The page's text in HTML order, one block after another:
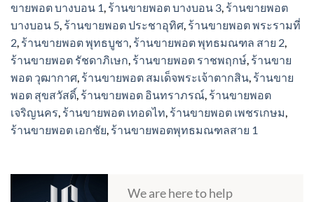
ขายพอต บางบอน 1, ร้านขายพอต บางบอน 3, ร้านขายพอต
บางบอน 5, ร้านขายพอต ประชาอุทิศ, ร้านขายพอต พระรามที่
2, ร้านขายพอต พุทธบูชา, ร้านขายพอต พุทธมณฑล สาย 2,
ร้านขายพอต รัชดาภิเษก, ร้านขายพอต ราชพฤกษ์, ร้านขาย
พอต วุฒากาศ, ร้านขายพอต สมเด็จพระเจ้าตากสิน, ร้านขาย
พอต สุขสวัสดิ์, ร้านขายพอต อินทราภรณ์, ร้านขายพอต
เจริญนคร, ร้านขายพอต เทอดไท, ร้านขายพอต เพชรเกษม,
ร้านขายพอต เอกชัย, ร้านขายพอตพุทธมณฑลสาย 1
We are here to help